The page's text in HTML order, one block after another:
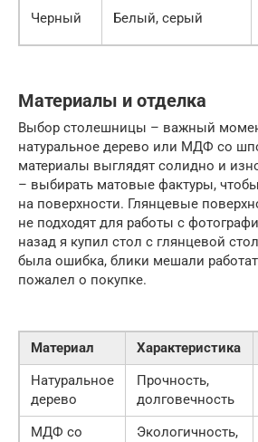
Черный Белый, серый
Материалы и отделка
Выбор столешницы – важный
натуральное дерево или МДФ со
материалы выглядят солидно и
– выбирать матовые фактуры,
на поверхности. Глянцевые
не подходят для работы с
назад я купил стол с глянцевой
была ошибка, блики мешали
пожалел о покупке.
Материал Характеристика
Натуральное
дерево
Прочность,
долговечность
МДФ со
Экологичность,